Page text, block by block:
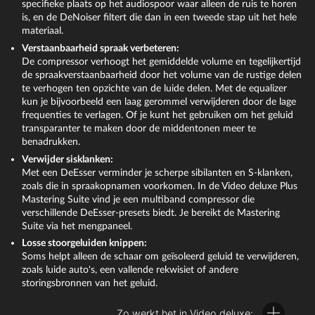
signaalpieken en vermindert consequent alles wat boven 0
db is ingesteld en dus zou vervormen, tot 0 db. Met de
professionele multibandcompressor 'MultiMax' verdeel je
het frequentiespectrum in drie bereiken. Hier kun je
bijvoorbeeld alle lagere tonen ongecomprimeerd laten en
een hoge vrouwenstem door gerichte compressie meer
volume en presence geven.
De effecten in de audiomixer bieden vele mogelijkheden voor
volume- en geluidsoptimalisatie en zijn een uniek kenmerk van
Video deluxe.
mogelijke alternatieven in het contextmenu:
Audiofuncties > Audio-object dempen
geluidsspoor gedempt, maar het kan op elk moment weer
geactiveerd worden als je je bedenkt.
Audiofuncties > Audio-object verwijderen:Hier wordt het
geluid volledig verwijderd.
In andere gevallen moet niet het hele geluidsspoor worden
verwijderd, maar alleen bepaalde storende geluiden zoals
sissende, knallende of krakende geluiden. Gebruik hiervoor de
geluidseffecten in Video deluxe.
specifieke plaats op het audiospoor waar alleen de ruis te horen
is, en de DeNoiser filtert die dan in een tweede stap uit het hele
materiaal.
Verstaanbaarheid spraak verbeteren:
De compressor verhoogt het gemiddelde volume en tegelijkertijd
de spraakverstaanbaarheid door het volume van de rustige delen
te verhogen ten opzichte van de luide delen. Met de equalizer
kun je bijvoorbeeld een laag gerommel verwijderen door de lage
frequenties te verlagen. Of je kunt het gebruiken om het geluid
transparanter te maken door de middentonen meer te
benadrukken.
Verwijder sisklanken:
Met een DeEsser verminder je scherpe sibilanten en S-klanken,
zoals die in spraakopnamen voorkomen. In de Video deluxe Plus
Mastering Suite vind je een multiband compressor die
verschillende DeEsser-presets biedt. Je bereikt de Mastering
Suite via het mengpaneel.
Losse stoorgeluiden knippen:
Soms helpt alleen de schaar om geïsoleerd geluid te verwijderen,
zoals luide auto's, een vallende rekwisiet of andere
storingsbronnen van het geluid.